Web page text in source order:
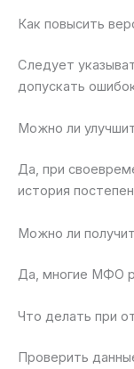
Как повысить
Следует
допускать
Можно ли
Да, при
история
Можно ли
Да, многие МФО
Что делать при
Проверить